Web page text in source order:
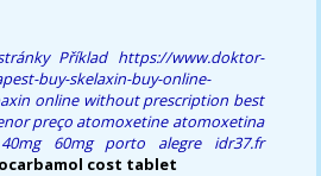
Příklad https://www.doktor-
buy-skelaxin-buy-online-
online without prescription best
preço atomoxetine atomoxetina
60mg porto alegre
idr37.fr
cost tablet